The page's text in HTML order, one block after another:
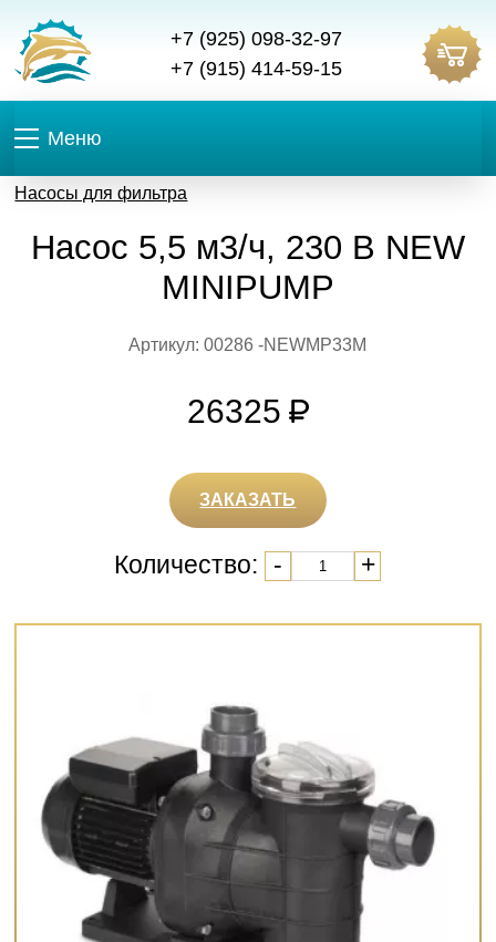
+7 (925) 098-32-97
+7 (915) 414-59-15
Меню
Насосы для фильтра
Насос 5,5 м3/ч, 230 В NEW
MINIPUMP
Артикул: 00286 -NEWMP33M
26325
ЗАКАЗАТЬ
Количество: - +